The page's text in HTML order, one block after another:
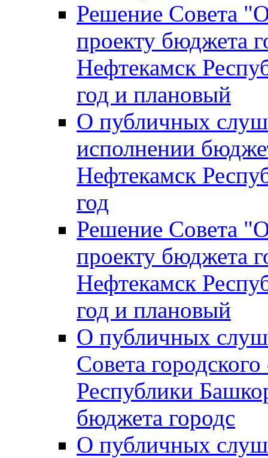
Решение Совета
проекту бюджета
Нефтекамск
год и плановый
О публичных
исполнении
Нефтекамск
год
Решение Совета
проекту бюджета
Нефтекамск
год и плановый
О публичных
Совета
Республики
бюджета городс
О публичных